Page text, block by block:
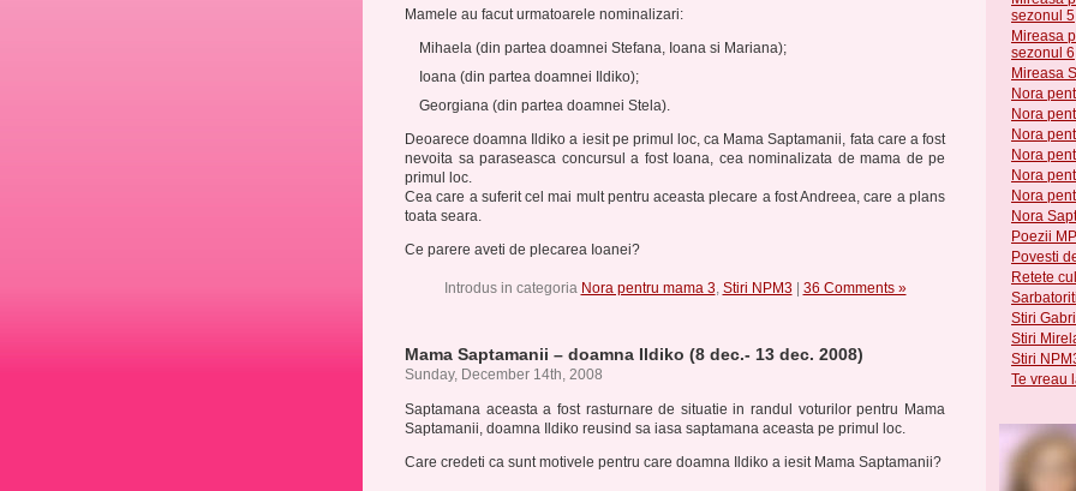
Mamele au facut urmatoarele nominalizari:
Mihaela (din partea doamnei Stefana, Ioana si Mariana);
Ioana (din partea doamnei Ildiko);
Georgiana (din partea doamnei Stela).
Deoarece doamna Ildiko a iesit pe primul loc, ca Mama Saptamanii, fata care a fost
nevoita sa paraseasca concursul a fost Ioana, cea nominalizata de mama de pe
primul loc.
Cea care a suferit cel mai mult pentru aceasta plecare a fost Andreea, care a plans
toata seara.
Ce parere aveti de plecarea Ioanei?
Introdus in categoria Nora pentru mama 3, Stiri NPM3 36 Comments »
Mama Saptamanii – doamna Ildiko (8 dec.- 13 dec. 2008)
Sunday, December 14th, 2008
Saptamana aceasta a fost rasturnare de situatie in randul voturilor pentru Mama
Saptamanii, doamna Ildiko reusind sa iasa saptamana aceasta pe primul loc.
Care credeti ca sunt motivele pentru care doamna Ildiko a iesit Mama Saptamanii?
sezonul 5
Mireasa
sezonul 6
Mireasa
Nora
Nora
Nora
Nora
Nora
Nora
Nora
Poezii
Povesti
Retete
Stiri
Stiri
Stiri
Te vreau